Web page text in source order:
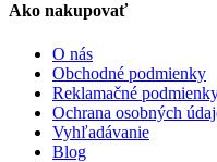
Ako nakupovať
O nás
Obchodné podmienky
Reklamačné
Ochrana osobných
Vyhľadávanie
Blog